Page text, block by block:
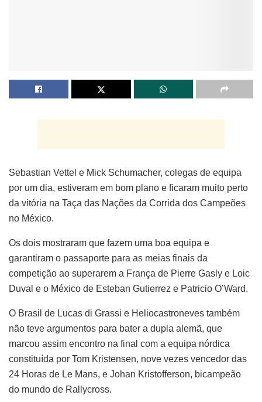
Sebastian Vettel e Mick Schumacher, colegas de equipa
por um dia, estiveram em bom plano e ficaram muito perto
da vitória na Taça das Nações da Corrida dos Campeões
no México.
Os dois mostraram que fazem uma boa equipa e
garantiram o passaporte para as meias finais da
competição ao superarem a França de Pierre Gasly e Loic
Duval e o México de Esteban Gutierrez e Patricio O’Ward.
O Brasil de Lucas di Grassi e Heliocastroneves também
não teve argumentos para bater a dupla alemã, que
marcou assim encontro na final com a equipa nórdica
constituída por Tom Kristensen, nove vezes vencedor das
24 Horas de Le Mans, e Johan Kristofferson, bicampeão
do mundo de Rallycross.